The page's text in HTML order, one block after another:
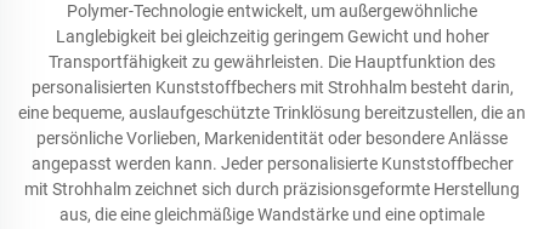
Polymer-Technologie entwickelt, um außergewöhnliche
Langlebigkeit bei gleichzeitig geringem Gewicht und hoher
Transportfähigkeit zu gewährleisten. Die Hauptfunktion des
personalisierten Kunststoffbechers mit Strohhalm besteht darin,
eine bequeme, auslaufgeschützte Trinklösung bereitzustellen, die an
persönliche Vorlieben, Markenidentität oder besondere Anlässe
angepasst werden kann. Jeder personalisierte Kunststoffbecher
mit Strohhalm zeichnet sich durch präzisionsgeformte Herstellung
aus, die eine gleichmäßige Wandstärke und eine optimale